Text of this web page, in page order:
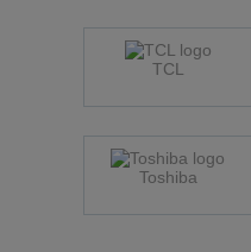
TCL
Toshiba